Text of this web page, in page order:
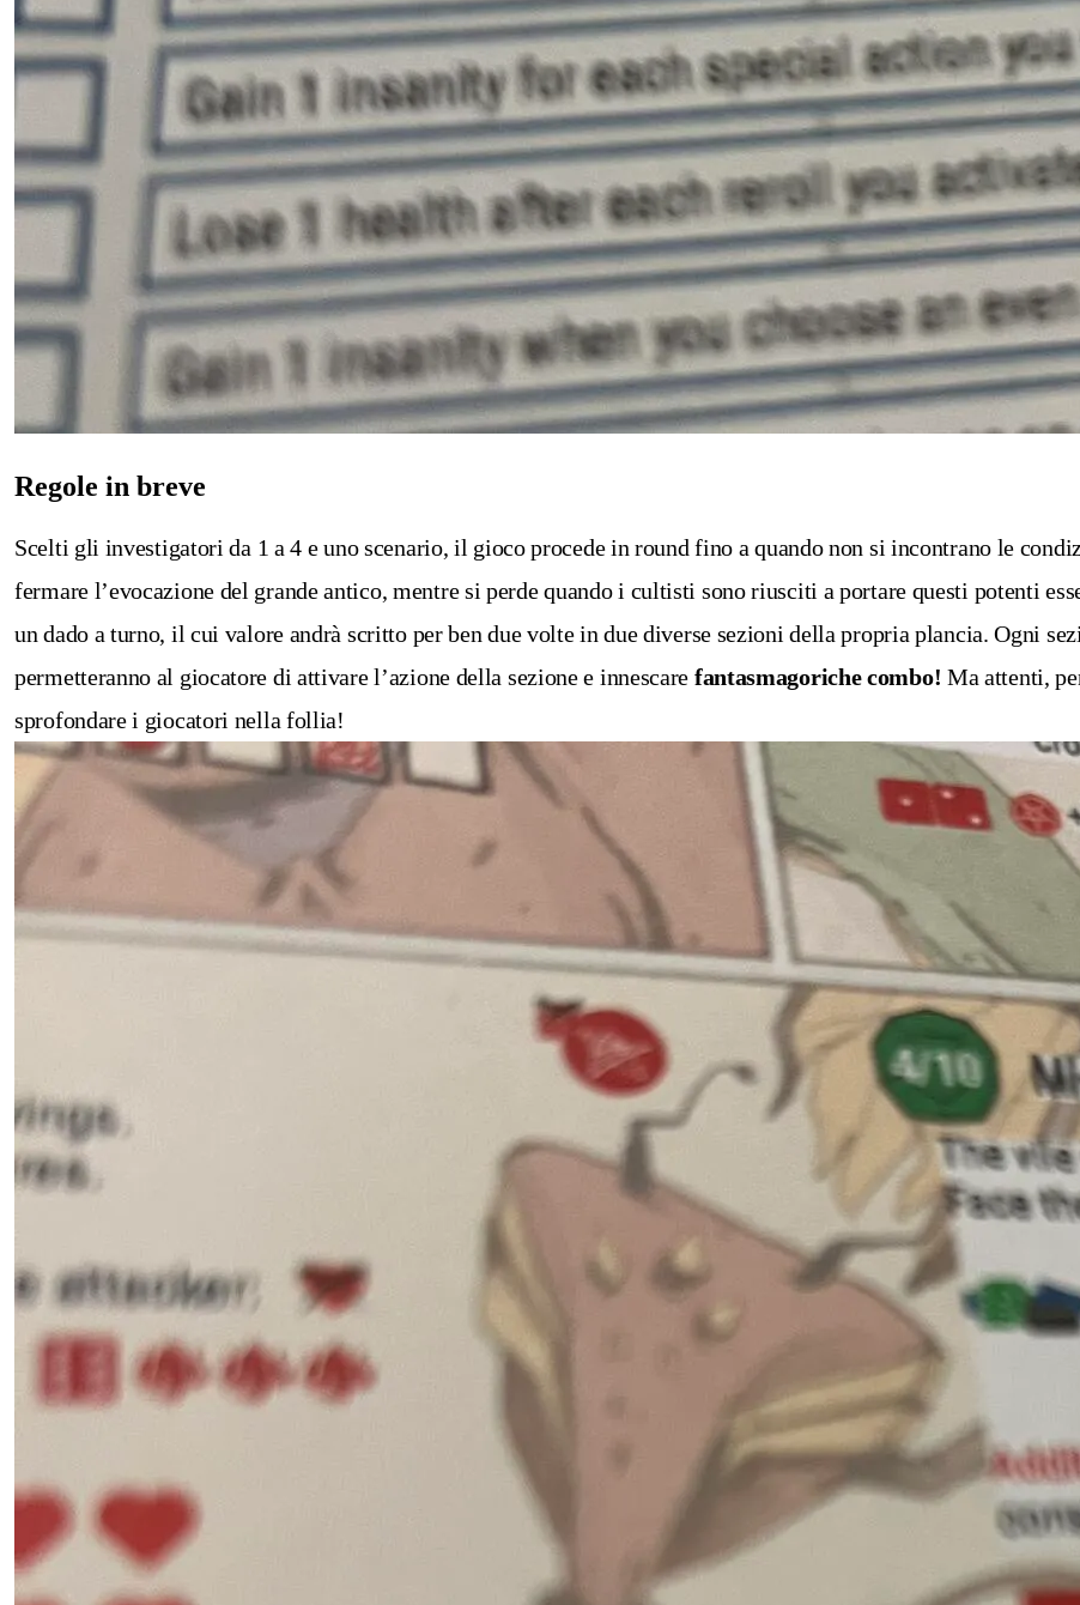
Regole in breve
Scelti gli investigatori da 1 a 4 e uno scenario, il gioco procede in round fino a quando non si incontrano le
fermare l’evocazione del grande antico, mentre si perde quando i cultisti sono riusciti a portare questi potenti
un dado a turno, il cui valore andrà scritto per ben due volte in due diverse sezioni della propria plancia. Ogni
permetteranno al giocatore di attivare l’azione della sezione e innescare fantasmagoriche combo! Ma attenti,
sprofondare i giocatori nella follia!